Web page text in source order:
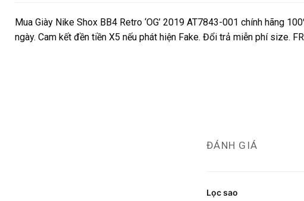
Mua Giày Nike Shox BB4 Retro ‘OG’ 2019 AT7843-001 chính hãng
ngày. Cam kết đền tiền X5 nếu phát hiện Fake. Đổi trả miễn phí size.
ĐÁNH GIÁ
Lọc sao